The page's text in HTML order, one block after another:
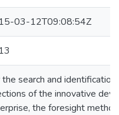
03-12T09:08:54Z
the search and
of the innovative
the foresight